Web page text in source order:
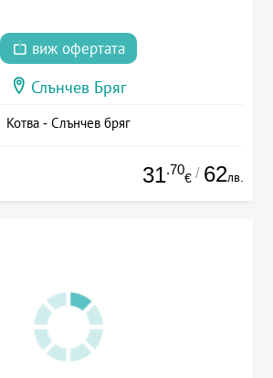
виж офертата
Слънчев Бряг
Котва - Слънчев бряг
31.70
€ / 62лв.